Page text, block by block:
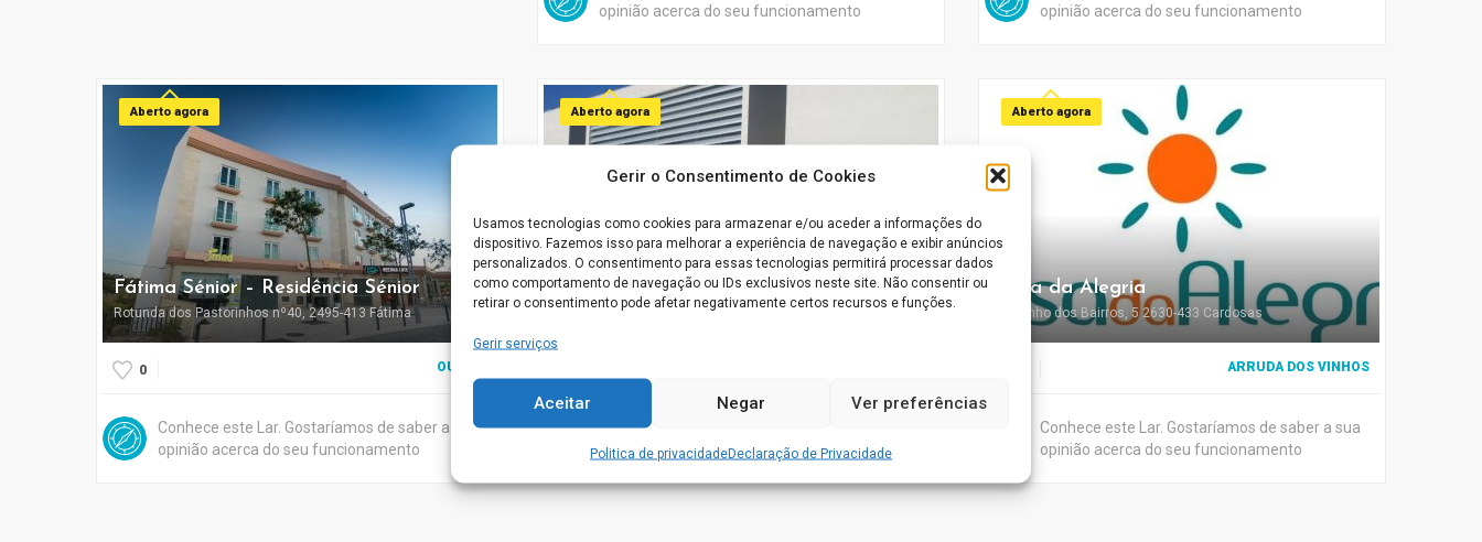
Gerir o Consentimento de Cookies
Usamos tecnologias como cookies para armazenar e/ou aceder a informações do
dispositivo. Fazemos isso para melhorar a experiência de navegação e exibir anúncios
personalizados. O consentimento para essas tecnologias permitirá processar dados
como comportamento de navegação ou IDs exclusivos neste site. Não consentir ou
retirar o consentimento pode afetar negativamente certos recursos e funções.
Gerir serviços
Aceitar Negar Ver preferências
Politica de privacidadeDeclaração de Privacidade
opinião acerca do seu funcionamento
opinião acerca do seu funcionamento
Aberto agora
Fátima Sénior – Residência Sénior
Rotunda dos Pastorinhos nº40, 2495-413 Fátima
0 OURÉM
Conhece este Lar. Gostaríamos de saber a sua
opinião acerca do seu funcionamento
Aberto agora
Fundação Cónego Filipe De Figueiredo
Rua do Passal 2, 3860-302 Estarreja
Conhece este Lar. Gostaríamos de saber a sua
opinião acerca do seu funcionamento
Aberto agora
Casa da Alegria
Caminho dos Bairros, 5 2630-433 Cardosas
ARRUDA DOS VINHOS
Conhece este Lar. Gostaríamos de saber a sua
opinião acerca do seu funcionamento